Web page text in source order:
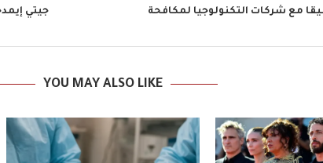
مع شركات التكنولوجيا لمكافحة
جيتي إيمدجز
YOU MAY ALSO LIKE